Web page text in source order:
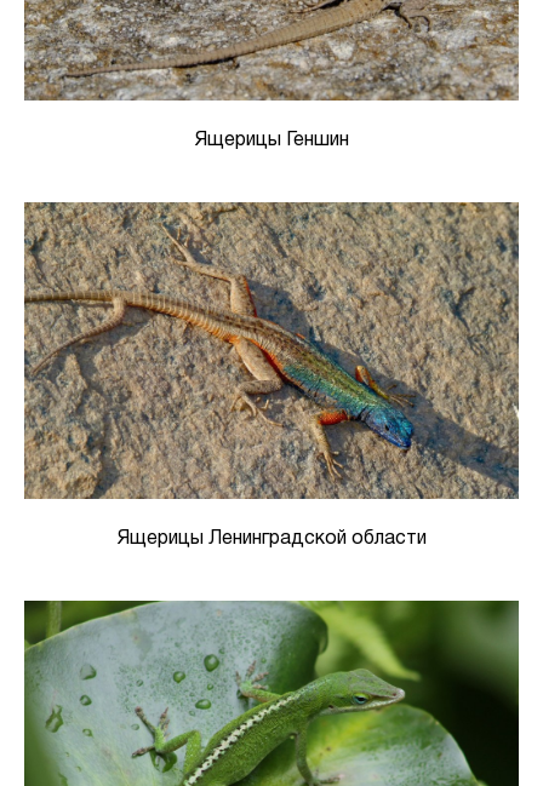
Ящерицы Геншин
Ящерицы Ленинградской области